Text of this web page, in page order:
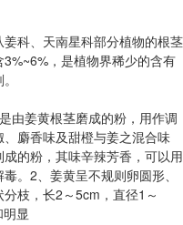
科、天南星科部分植物的根茎
，是植物界稀少的含有
由姜黄根茎磨成的粉，用作调
麝香味及甜橙与姜之混合味
的粉，其味辛辣芳香，可以用
。2、姜黄呈不规则卵圆形、
枝，长2～5cm，直径1～
显